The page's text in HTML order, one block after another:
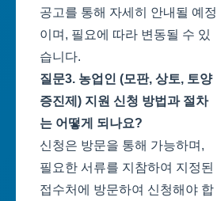
공고를 통해 자세히 안내될 예정
이며, 필요에 따라 변동될 수 있
습니다.
질문3. 농업인 (모판, 상토, 토양
증진제) 지원 신청 방법과 절차
는 어떻게 되나요?
신청은 방문을 통해 가능하며,
필요한 서류를 지참하여 지정된
접수처에 방문하여 신청해야 합